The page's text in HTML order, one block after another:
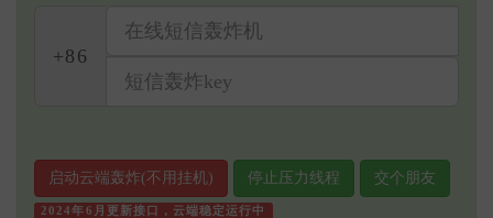
+86
启动云端轰炸(不用挂机) 停止压力线程 交个朋友
2024年6月更新接口，云端稳定运行中